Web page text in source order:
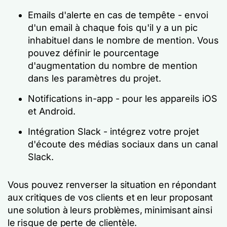
Emails d'alerte en cas de tempête - envoi
d'un email à chaque fois qu'il y a un pic
inhabituel dans le nombre de mention. Vous
pouvez définir le pourcentage
d'augmentation du nombre de mention
dans les paramètres du projet.
Notifications in-app - pour les appareils iOS
et Android.
Intégration Slack - intégrez votre projet
d'écoute des médias sociaux dans un canal
Slack.
Vous pouvez renverser la situation en répondant
aux critiques de vos clients et en leur proposant
une solution à leurs problèmes, minimisant ainsi
le risque de perte de clientèle.